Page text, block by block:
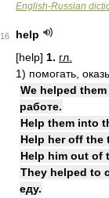
English-Russian
16
help
[help] 1. гл.
1) помогать,
We helped
работе.
Help them into
Help her off the
Help him out of
They helped to
еду.